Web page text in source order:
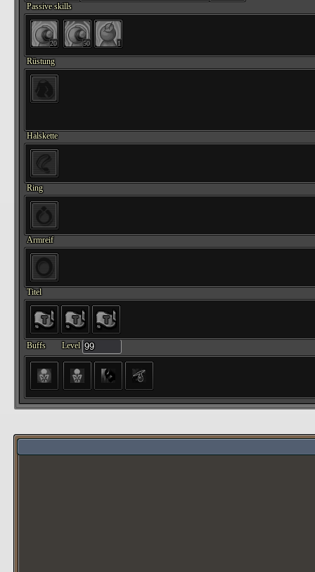
Passive skills
20 50 1
Rüstung
Halskette
Ring
Armreif
Titel
Buffs Level